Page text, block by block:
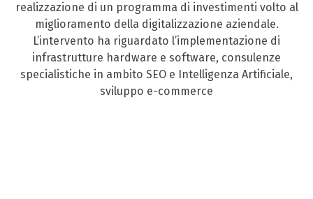
realizzazione di un programma di investimenti volto al
miglioramento della digitalizzazione aziendale.
L’intervento ha riguardato l’implementazione di
infrastrutture hardware e software, consulenze
specialistiche in ambito SEO e Intelligenza Artificiale,
sviluppo e-commerce